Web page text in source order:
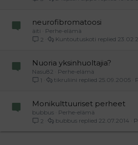
neurofibromatoosi
äiti
Perhe-elämä
2
Kuntoutuskoti
Nuoria yksinhuoltajia?
Nasu82
Perhe-elämä
1
25.09.2005
tikruliini
Monikulttuuriset perheet
bubbus
Perhe-elämä
2
22.07.2014
bubbus